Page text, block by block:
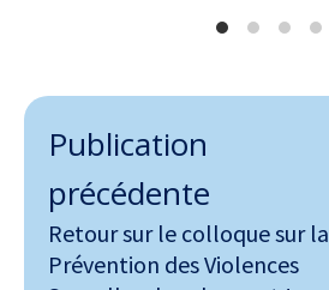
Publication
précédente
Retour sur le colloque sur la
Prévention des Violences